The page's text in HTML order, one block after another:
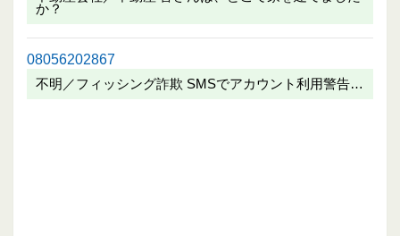
か？
08056202867
不明／フィッシング詐欺 SMSでアカウント利用警告…